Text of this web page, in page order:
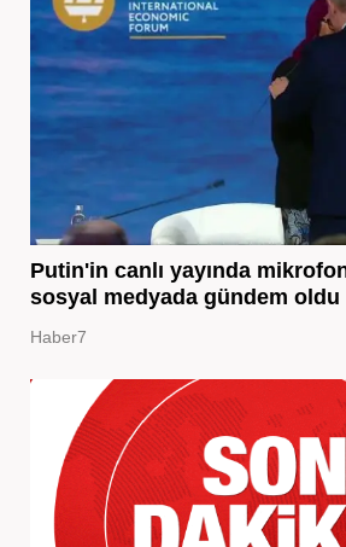
Putin'in canlı yayında
sosyal medyada gündem oldu
Haber7